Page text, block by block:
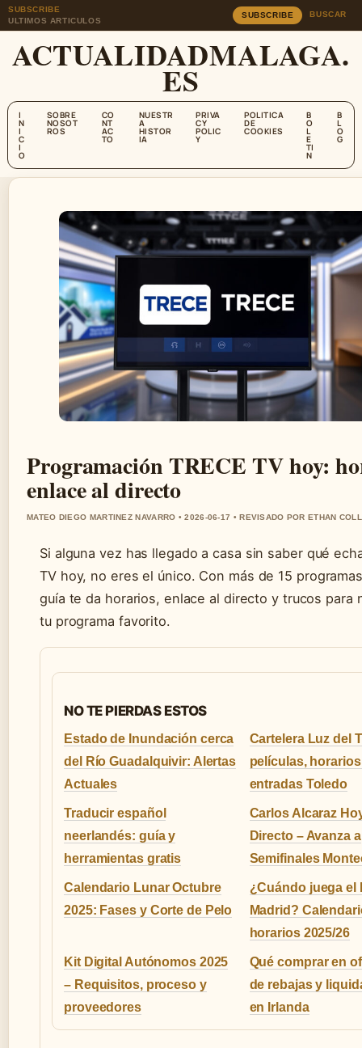
SUBSCRIBE
ULTIMOS ARTICULOS
SUBSCRIBE BUSCAR
ACTUALIDADMALAGA.
ES
I
N
I
C
I
O
SOBRE
NOSOT
ROS
CO
NT
AC
TO
NUESTR
A
HISTOR
IA
PRIVA
CY
POLIC
Y
POLITICA
DE
COOKIES
B
O
L
E
TI
N
B
L
O
G
Programación TRECE TV hoy:
enlace al directo
MATEO DIEGO MARTINEZ NAVARRO • 2026-06-17 • REVISADO POR ETHAN
Si alguna vez has llegado a casa sin saber qué
TV hoy, no eres el único. Con más de 15
guía te da horarios, enlace al directo y trucos para
tu programa favorito.
NO TE PIERDAS ESTOS
Estado de Inundación cerca
del Río Guadalquivir: Alertas
Actuales
Cartelera Luz del
películas,
entradas Toledo
Traducir español
neerlandés: guía y
herramientas gratis
Carlos Alcaraz
Directo – Avanza a
Semifinales
Calendario Lunar Octubre
2025: Fases y Corte de Pelo
¿Cuándo juega el
Madrid?
horarios 2025/26
Kit Digital Autónomos 2025
– Requisitos, proceso y
proveedores
Qué comprar en
de rebajas y
en Irlanda